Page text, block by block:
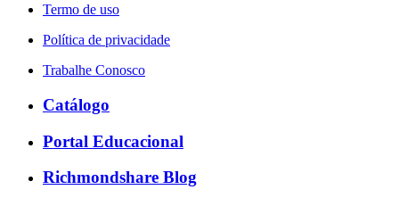
Termo de uso
Política de privacidade
Trabalhe Conosco
Catálogo
Portal Educacional
Richmondshare Blog